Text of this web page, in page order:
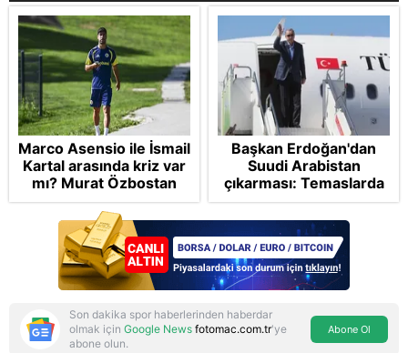
Marco Asensio ile İsmail
Kartal arasında kriz var
mı? Murat Özbostan
analiz etti: Egoları da
yönetmelisiniz
Başkan Erdoğan'dan
Suudi Arabistan
çıkarması: Temaslarda
bulunacak
Son dakika spor haberlerinden haberdar
olmak için Google News fotomac.com.tr'ye
abone olun.
Abone Ol